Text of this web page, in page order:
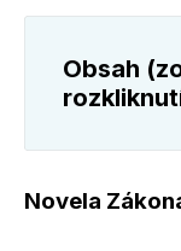
Obsah
Novelizácia
Novela